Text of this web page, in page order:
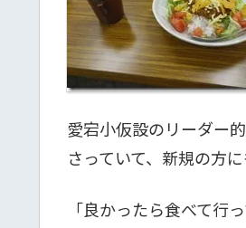
愛宕小仮設のリーダー
さっていて、新規の方
「良かったら食べて行